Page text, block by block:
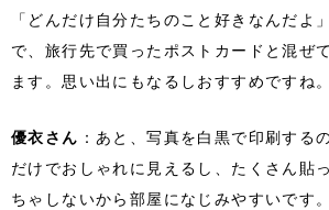
「どんだけ自分たちのこと好きなんだよ
で、旅行先で買ったポストカードと混ぜ
ます。思い出にもなるしおすすめですね。
優衣さん ：あと、写真を白黒で印刷する
だけでおしゃれに見えるし、たくさん貼
ちゃしないから部屋になじみやすいです。